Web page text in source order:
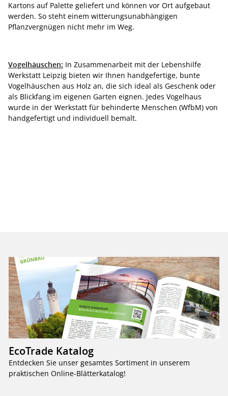
Kartons auf Palette geliefert und können vor Ort aufgebaut
werden. So steht einem witterungsunabhängigen
Pflanzvergnügen nicht mehr im Weg.
Vogelhäuschen: In Zusammenarbeit mit der Lebenshilfe
Werkstatt Leipzig bieten wir Ihnen handgefertige, bunte
Vogelhäuschen aus Holz an, die sich ideal als Geschenk oder
als Blickfang im eigenen Garten eignen. Jedes Vogelhaus
wurde in der Werkstatt für behinderte Menschen (WfbM) von
handgefertigt und individuell bemalt.
EcoTrade Katalog
Entdecken Sie unser gesamtes Sortiment in unserem
praktischen Online-Blätterkatalog!